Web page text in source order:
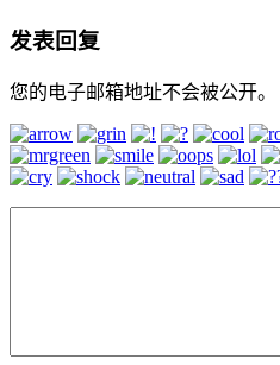
发表回复
您的电子邮箱地址不会被公开。